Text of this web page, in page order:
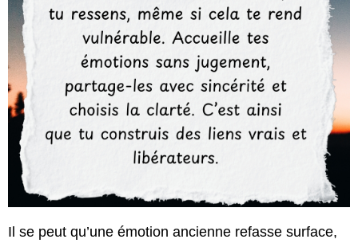
Il se peut qu’une émotion ancienne refasse surface,